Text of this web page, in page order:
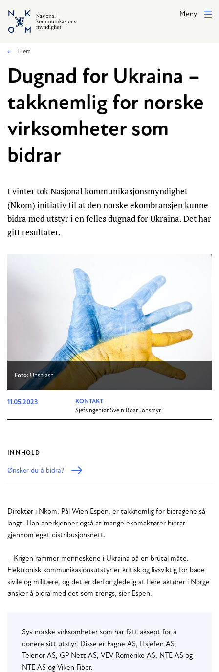
Hopp til hovedinnhold
Meny
Hjem
Dugnad for Ukraina –
takknemlig for norske
virksomheter som
bidrar
I vinter tok Nasjonal kommunikasjonsmyndighet
(Nkom) initiativ til at den norske ekombransjen kunne
bidra med utstyr i en felles dugnad for Ukraina. Det har
gitt resultater.
Foto: Unsplash
11.05.2023
KONTAKT
Sjefsingeniør Svein Roar Jonsmyr
INNHOLD
Ønsker du å bidra?
Direktør i Nkom, Pål Wien Espen, er takknemlig for bidragene så
langt. Han anerkjenner også at mange ekomaktører bidrar
gjennom eget distribusjonsnett.
– Krigen rammer menneskene i Ukraina på en brutal måte.
Elektronisk kommunikasjonsutstyr er kritisk og livsviktig for både
sivile og militære, og det er derfor gledelig at flere aktører i Norge
ønsker å bidra med det som trengs, sier Espen.
Syv norske virksomheter som har fått aksept for å
donere sitt utstyr. Disse er Fagne AS, ITsjefen AS,
Telenor AS, GP Nett AS, VEV Romerike AS, NTE AS og
NTE AS og Viken Fiber.